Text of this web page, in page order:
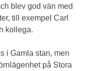
blev god vän med
till exempel Carl
kollega.
i Gamla stan, men
på Stora